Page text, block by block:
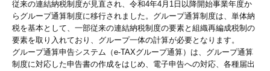
従来の連結納税制度が見直され、令和4年4月1日以降開始事業年度か
らグループ通算制度に移行されました。グループ通算制度は、単体納
税を基本として、一部従来の連結納税制度の要素と組織再編成税制の
要素を取り入れており、グループ一体の計算が必要となります。
グループ通算申告システム（e-TAXグループ通算）は、グループ通算
制度に対応した申告書の作成をはじめ、電子申告への対応、各種届出